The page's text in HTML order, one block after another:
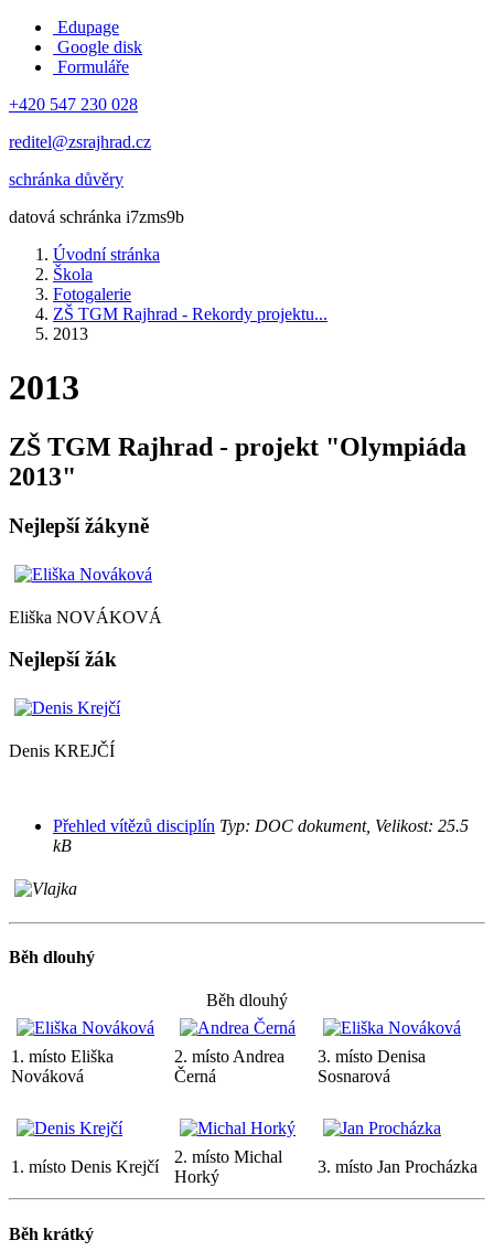
Edupage
Google disk
Formuláře
+420 547 230 028
reditel@zsrajhrad.cz
schránka důvěry
datová schránka i7zms9b
Úvodní stránka
Škola
Fotogalerie
ZŠ TGM Rajhrad - Rekordy projektu...
2013
2013
ZŠ TGM Rajhrad - projekt "Olympiáda
2013"
Nejlepší žákyně
Eliška NOVÁKOVÁ
Nejlepší žák
Denis KREJČÍ
Přehled vítězů disciplín Typ: DOC dokument, Velikost: 25.5
kB
Běh dlouhý
Běh dlouhý
1. místo Eliška
Nováková
2. místo Andrea
Černá
3. místo Denisa
Sosnarová
1. místo Denis Krejčí
2. místo Michal
Horký
3. místo Jan Procházka
Běh krátký